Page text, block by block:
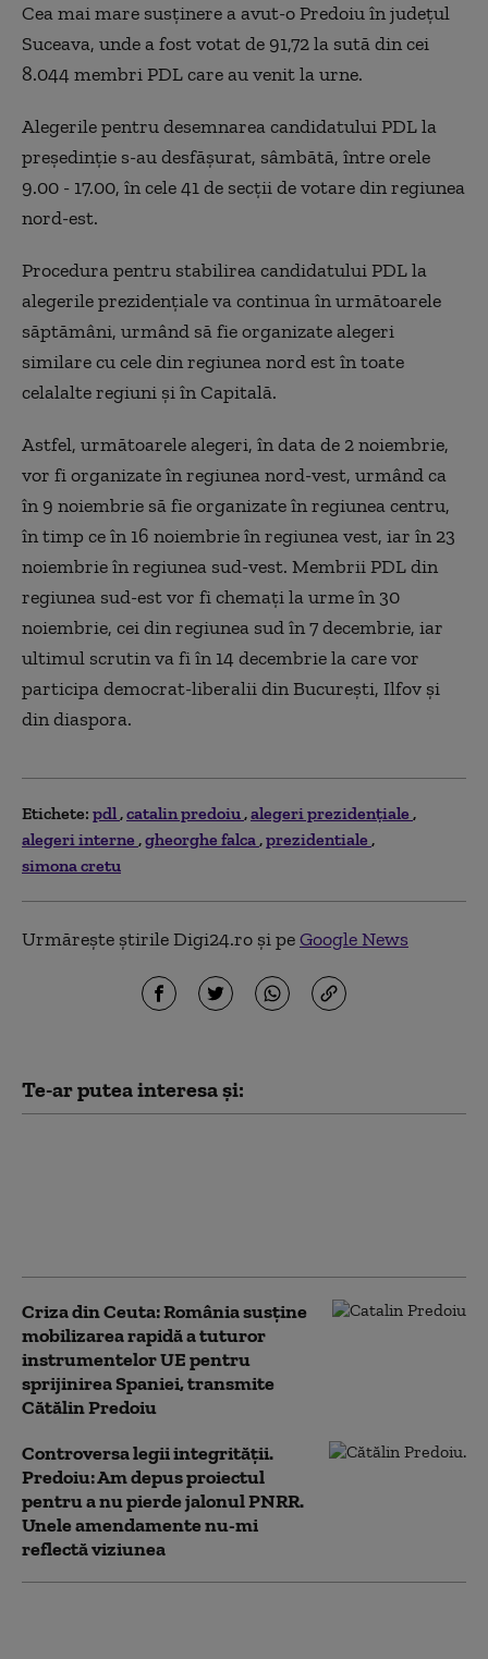
Cea mai mare susţinere a avut-o Predoiu în judeţul
Suceava, unde a fost votat de 91,72 la sută din cei
8.044 membri PDL care au venit la urne.
Alegerile pentru desemnarea candidatului PDL la
preşedinţie s-au desfăşurat, sâmbătă, între orele
9.00 - 17.00, în cele 41 de secţii de votare din regiunea
nord-est.
Procedura pentru stabilirea candidatului PDL la
alegerile prezidenţiale va continua în următoarele
săptămâni, urmând să fie organizate alegeri
similare cu cele din regiunea nord est în toate
celalalte regiuni şi în Capitală.
Astfel, următoarele alegeri, în data de 2 noiembrie,
vor fi organizate în regiunea nord-vest, urmând ca
în 9 noiembrie să fie organizate în regiunea centru,
în timp ce în 16 noiembrie în regiunea vest, iar în 23
noiembrie în regiunea sud-vest. Membrii PDL din
regiunea sud-est vor fi chemaţi la urme în 30
noiembrie, cei din regiunea sud în 7 decembrie, iar
ultimul scrutin va fi în 14 decembrie la care vor
participa democrat-liberalii din Bucureşti, Ilfov şi
din diaspora.
Etichete: pdl catalin predoiu alegeri prezidențiale
alegeri interne gheorghe falca prezidentiale
simona cretu
Urmărește știrile Digi24.ro și peGoogle News
Te-ar putea interesa și:
Criza din Ceuta: România susţine
mobilizarea rapidă a tuturor
instrumentelor UE pentru
sprijinirea Spaniei, transmite
Cătălin Predoiu
Controversa legii integrității.
Predoiu: Am depus proiectul
pentru a nu pierde jalonul PNRR.
Unele amendamente nu-mi
reflectă viziunea